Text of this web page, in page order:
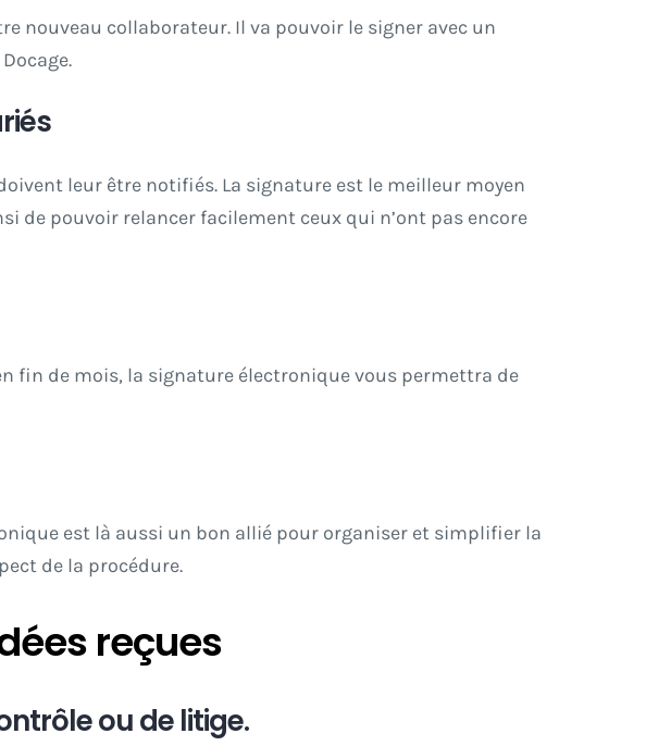
nouveau collaborateur. Il va pouvoir le signer avec un
leur être notifiés. La signature est le meilleur moyen
de pouvoir relancer facilement ceux qui n’ont pas encore
fin de mois, la signature électronique vous permettra de
est là aussi un bon allié pour organiser et simplifier la
de la procédure.
reçues
ou de litige.